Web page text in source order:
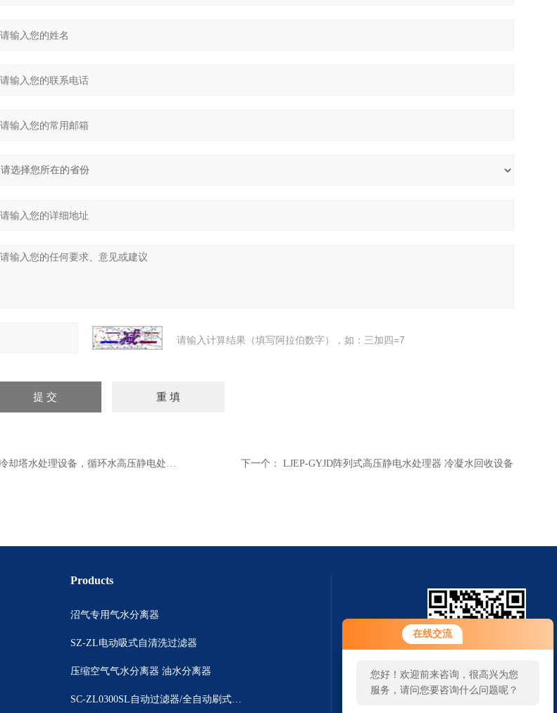
在线交流
您好！欢迎前来咨询，很高兴为您
服务，请问您要咨询什么问题呢？
您好，看您停留很久了，是否找到
了需求产品，您可以直接在线与我
请输入计算结果（填写阿拉伯数字），如：三加四=7
水处理设备，循环水高压静电处理器 中水处理系统 下一个： LJEP-GYJD阵列式高压静电水处理器 冷凝水回收设备
Products
沼气专用气水分离器
SZ-ZL电动吸式自清洗过滤器
压缩空气气水分离器 油水分离器
SC-ZL0300SL自动过滤器/全自动刷式除污器